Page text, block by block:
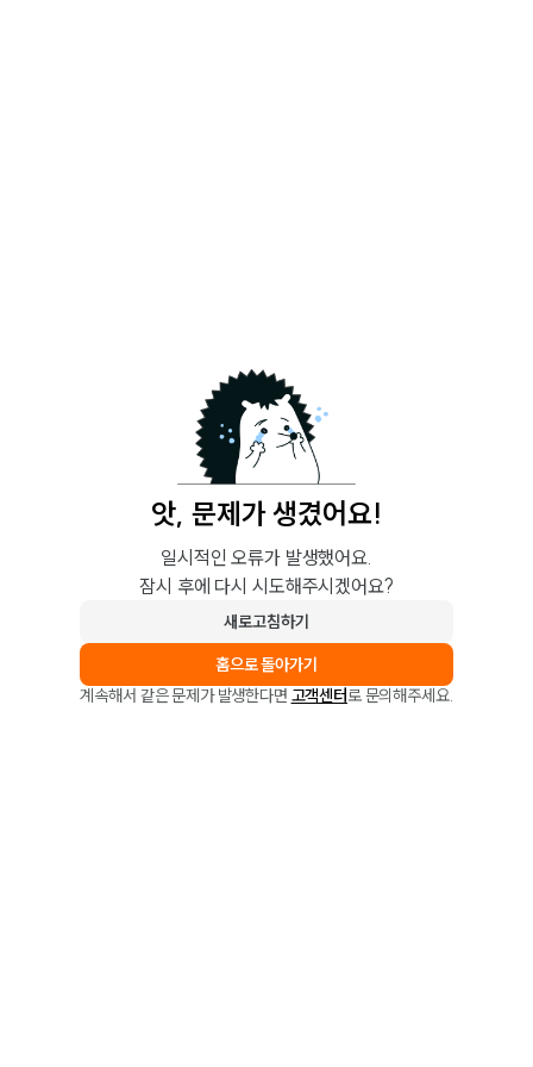
앗, 문제가 생겼어요!
일시적인 오류가 발생했어요.
잠시 후에 다시 시도해주시겠어요?
새로고침하기
홈으로 돌아가기
계속해서 같은 문제가 발생한다면 고객센터로 문의해주세요.